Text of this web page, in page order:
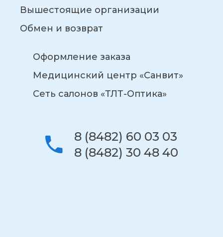
Вышестоящие организации
Обмен и возврат
Оформление заказа
Медицинский центр «Санвит»
Сеть салонов «ТЛТ-Оптика»
8 (8482) 60 03 03
8 (8482) 30 48 40